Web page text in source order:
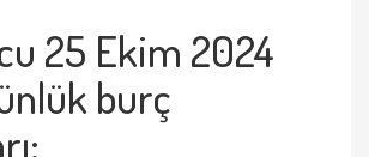
25 Ekim 2024
burç